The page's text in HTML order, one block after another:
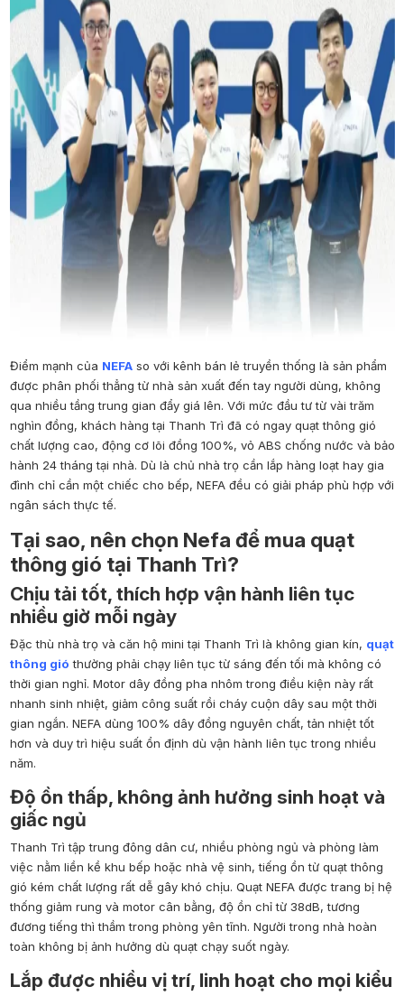
Điểm mạnh của NEFAso với kênh bán lẻ truyền thống là sản phẩm
được phân phối thẳng từ nhà sản xuất đến tay người dùng, không
qua nhiều tầng trung gian đẩy giá lên. Với mức đầu tư từ vài trăm
nghìn đồng, khách hàng tại Thanh Trì đã có ngay quạt thông gió
chất lượng cao, động cơ lõi đồng 100%, vỏ ABS chống nước và bảo
hành 24 tháng tại nhà. Dù là chủ nhà trọ cần lắp hàng loạt hay gia
đình chỉ cần một chiếc cho bếp, NEFA đều có giải pháp phù hợp với
ngân sách thực tế.
Tại sao, nên chọn Nefa để mua quạt
thông gió tại Thanh Trì?
Chịu tải tốt, thích hợp vận hành liên tục
nhiều giờ mỗi ngày
Đặc thù nhà trọ và căn hộ mini tại Thanh Trì là không gian kín, quạt
thông gió thường phải chạy liên tục từ sáng đến tối mà không có
thời gian nghỉ. Motor dây đồng pha nhôm trong điều kiện này rất
nhanh sinh nhiệt, giảm công suất rồi cháy cuộn dây sau một thời
gian ngắn. NEFA dùng 100% dây đồng nguyên chất, tản nhiệt tốt
hơn và duy trì hiệu suất ổn định dù vận hành liên tục trong nhiều
năm.
Độ ồn thấp, không ảnh hưởng sinh hoạt và
giấc ngủ
Thanh Trì tập trung đông dân cư, nhiều phòng ngủ và phòng làm
việc nằm liền kề khu bếp hoặc nhà vệ sinh, tiếng ồn từ quạt thông
gió kém chất lượng rất dễ gây khó chịu. Quạt NEFA được trang bị hệ
thống giảm rung và motor cân bằng, độ ồn chỉ từ 38dB, tương
đương tiếng thì thầm trong phòng yên tĩnh. Người trong nhà hoàn
toàn không bị ảnh hưởng dù quạt chạy suốt ngày.
Lắp được nhiều vị trí, linh hoạt cho mọi kiểu